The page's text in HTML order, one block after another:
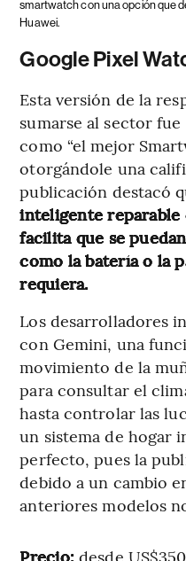
smartwatch con una opción que
Huawei.
Google Pixel
Esta versión de la
sumarse al sector
como “el mejor
otorgándole una
publicación destacó
inteligente reparable
facilita que se
como la batería o la
requiera.
Los desarrolladores
con Gemini, una
movimiento de la
para consultar el
hasta controlar las
un sistema de hogar
perfecto, pues la
debido a un cambio
anteriores modelos
Precio: desde US$350